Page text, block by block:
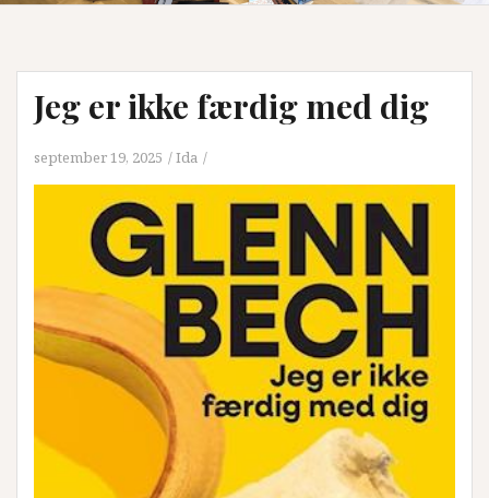
Jeg er ikke færdig med dig
september 19, 2025 Ida